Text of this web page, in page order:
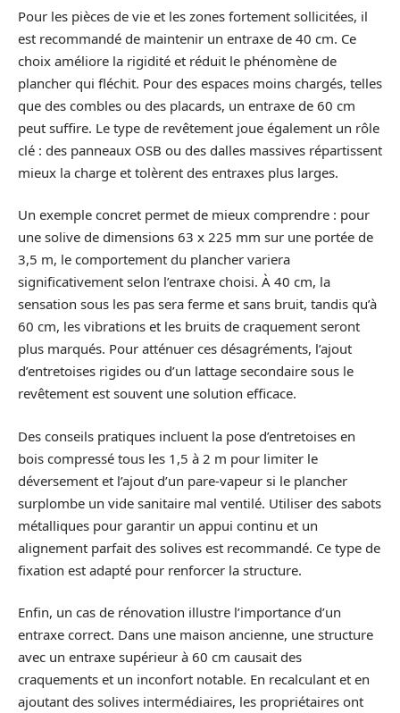
Pour les pièces de vie et les zones fortement sollicitées, il
est recommandé de maintenir un entraxe de 40 cm. Ce
choix améliore la rigidité et réduit le phénomène de
plancher qui fléchit. Pour des espaces moins chargés, telles
que des combles ou des placards, un entraxe de 60 cm
peut suffire. Le type de revêtement joue également un rôle
clé : des panneaux OSB ou des dalles massives répartissent
mieux la charge et tolèrent des entraxes plus larges.
Un exemple concret permet de mieux comprendre : pour
une solive de dimensions 63 x 225 mm sur une portée de
3,5 m, le comportement du plancher variera
significativement selon l’entraxe choisi. À 40 cm, la
sensation sous les pas sera ferme et sans bruit, tandis qu’à
60 cm, les vibrations et les bruits de craquement seront
plus marqués. Pour atténuer ces désagréments, l’ajout
d’entretoises rigides ou d’un lattage secondaire sous le
revêtement est souvent une solution efficace.
Des conseils pratiques incluent la pose d’entretoises en
bois compressé tous les 1,5 à 2 m pour limiter le
déversement et l’ajout d’un pare-vapeur si le plancher
surplombe un vide sanitaire mal ventilé. Utiliser des sabots
métalliques pour garantir un appui continu et un
alignement parfait des solives est recommandé. Ce type de
fixation est adapté pour renforcer la structure.
Enfin, un cas de rénovation illustre l’importance d’un
entraxe correct. Dans une maison ancienne, une structure
avec un entraxe supérieur à 60 cm causait des
craquements et un inconfort notable. En recalculant et en
ajoutant des solives intermédiaires, les propriétaires ont